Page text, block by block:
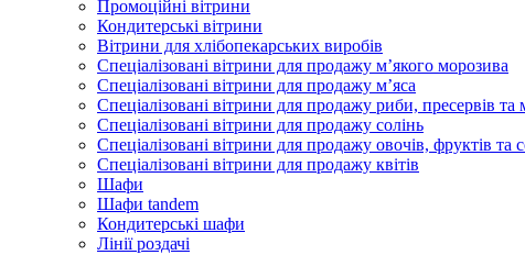
Промоційні вітрини
Кондитерські вітрини
Вітрини для хлібопекарських виробів
Спеціалізовані вітрини для продажу м’якого морозива
Спеціалізовані вітрини для продажу м’яса
Спеціалізовані вітрини для продажу риби, пресервів та
Спеціалізовані вітрини для продажу солінь
Спеціалізовані вітрини для продажу овочів, фруктів та
Спеціалізовані вітрини для продажу квітів
Шафи
Шафи tandem
Кондитерські шафи
Лінії роздачі